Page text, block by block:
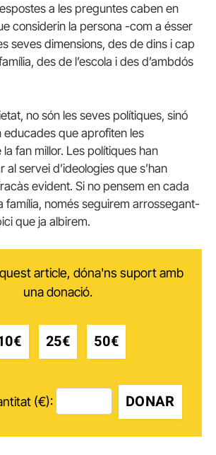
a les preguntes caben en
considerin la persona -com a ésser
seves dimensions, des de dins i cap
des de l’escola i des d’ambdós
no són les seves polítiques, sinó
educades que aprofiten les
fan millor. Les polítiques han
al servei d’ideologies que s’han
evident. Si no pensem en cada
família, només seguirem arrossegant-
que ja albirem.
article, dóna'ns suport amb
una donació.
25€ 50€
(€): DONAR